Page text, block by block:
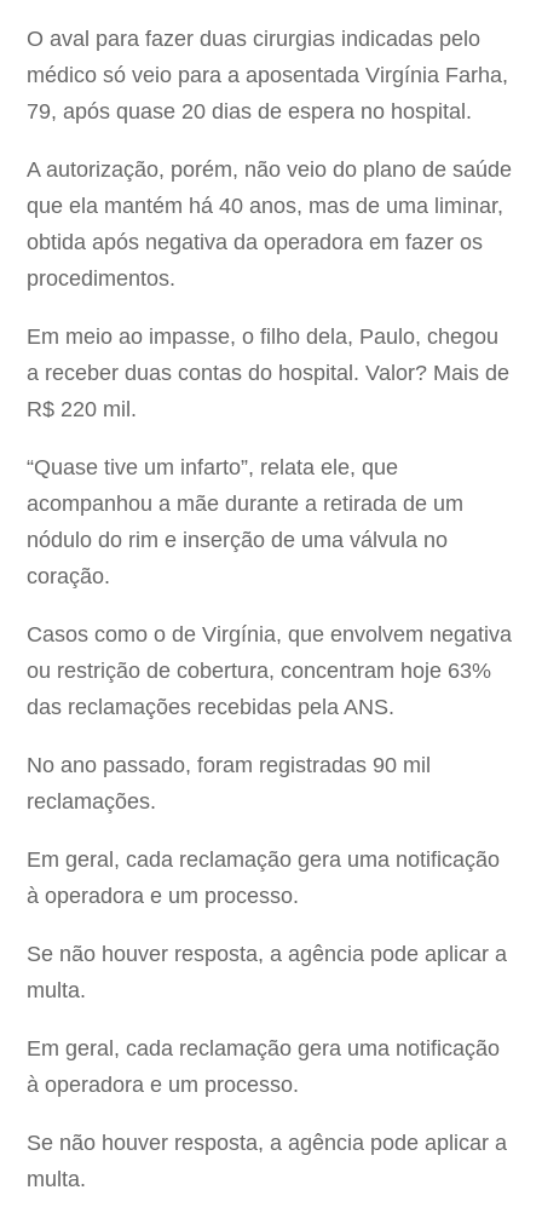
O aval para fazer duas cirurgias indicadas pelo
médico só veio para a aposentada Virgínia Farha,
79, após quase 20 dias de espera no hospital.
A autorização, porém, não veio do plano de saúde
que ela mantém há 40 anos, mas de uma liminar,
obtida após negativa da operadora em fazer os
procedimentos.
Em meio ao impasse, o filho dela, Paulo, chegou
a receber duas contas do hospital. Valor? Mais de
R$ 220 mil.
“Quase tive um infarto”, relata ele, que
acompanhou a mãe durante a retirada de um
nódulo do rim e inserção de uma válvula no
coração.
Casos como o de Virgínia, que envolvem negativa
ou restrição de cobertura, concentram hoje 63%
das reclamações recebidas pela ANS.
No ano passado, foram registradas 90 mil
reclamações.
Em geral, cada reclamação gera uma notificação
à operadora e um processo.
Se não houver resposta, a agência pode aplicar a
multa.
Em geral, cada reclamação gera uma notificação
à operadora e um processo.
Se não houver resposta, a agência pode aplicar a
multa.